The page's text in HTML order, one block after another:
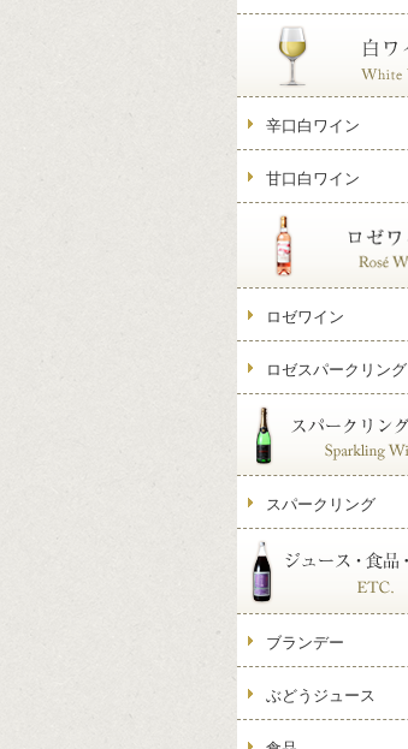
辛口白ワイン
甘口白ワイン
ロゼワイン
ロゼスパークリング
スパークリング
ブランデー
ぶどうジュース